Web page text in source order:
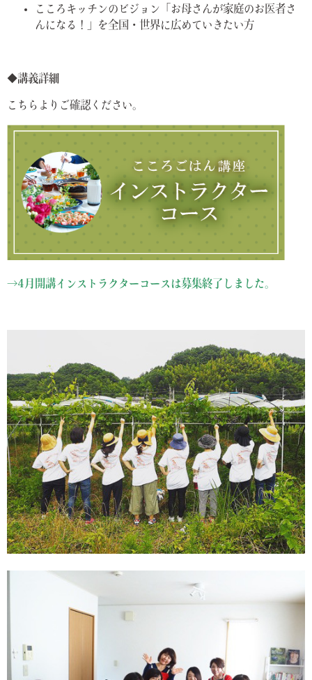
こころキッチンのビジョン「お母さんが家庭のお医者さ
んになる！」を全国・世界に広めていきたい方
◆講義詳細
こちらよりご確認ください。
→4月開講インストラクターコースは募集終了しました。